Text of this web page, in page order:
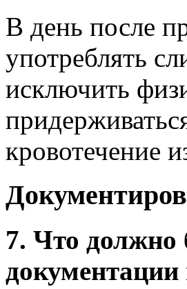
В день после
употреблять
исключить
кровотечение
7. Что должно
документации